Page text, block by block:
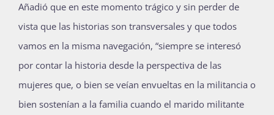
Añadió que en este momento trágico y sin perder de
vista que las historias son transversales y que todos
vamos en la misma navegación, “siempre se interesó
por contar la historia desde la perspectiva de las
mujeres que, o bien se veían envueltas en la militancia o
bien sostenían a la familia cuando el marido militante